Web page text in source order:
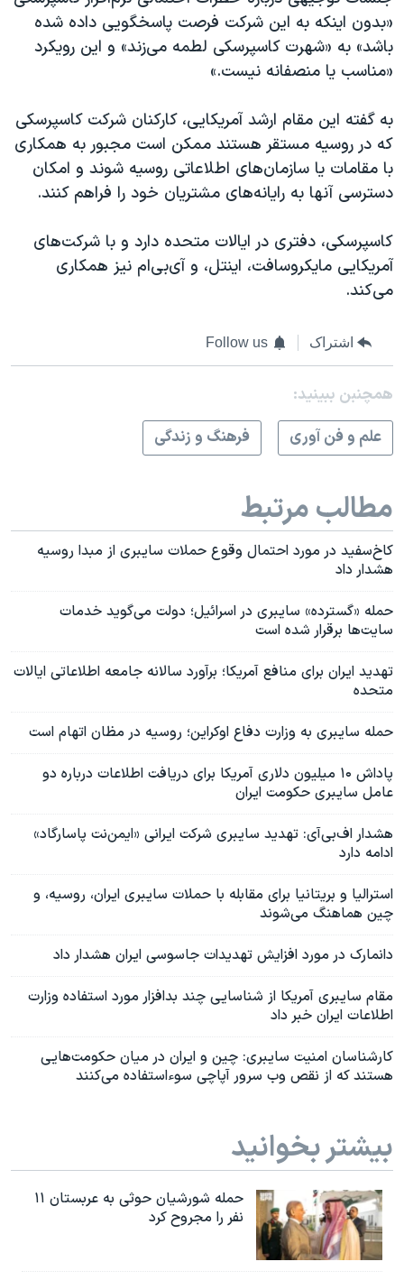
«بدون اینکه به این شرکت فرصت پاسخگویی داده شده
باشد» به «شهرت کاسپرسکی لطمه می‌زند» و این رویکرد
«مناسب یا منصفانه نیست.»
به گفته این مقام ارشد آمریکایی، کارکنان شرکت کاسپرسکی
که در روسیه مستقر هستند ممکن است مجبور به همکاری
با مقامات یا سازمان‌های اطلاعاتی روسیه شوند و امکان
دسترسی آنها به رایانه‌های مشتریان خود را فراهم کنند.
کاسپرسکی، دفتری در ایالات متحده دارد و با شرکت‌های
آمریکایی مایکروسافت، اینتل، و آی‌بی‌ام نیز همکاری
می‌کند.
اشتراک Follow us
همچنبن ببینید:
علم و فن آوری
فرهنگ و زندگی
مطالب مرتبط
کاخ‌سفید در مورد احتمال وقوع حملات سایبری از مبدا روسیه
هشدار داد
حمله «گسترده» سایبری در اسرائيل؛ دولت می‌گوید خدمات
سایت‌ها برقرار شده است
تهدید ایران برای منافع آمریکا؛ برآورد سالانه جامعه اطلاعاتی ایالات
متحده
حمله سایبری به وزارت دفاع اوکراین؛ روسیه در مظان اتهام است
پاداش ۱۰ میلیون دلاری آمریکا برای دریافت اطلاعات درباره دو
عامل سایبری حکومت ایران
هشدار اف‌بی‌آی: تهدید سایبری شرکت ایرانی «ایمن‌نت پاسارگاد»
ادامه دارد
استرالیا و بریتانیا برای مقابله با حملات سایبری ایران، روسیه، و
چین هماهنگ می‌شوند
دانمارک در مورد افزایش تهدیدات جاسوسی ایران هشدار داد
مقام سایبری آمریکا از شناسایی چند بدافزار مورد استفاده وزارت
اطلاعات ایران خبر داد
کارشناسان امنیت سایبری: چین و ایران در میان حکومت‌هایی
هستند که از نقص وب‌ سرور آپاچی سوءاستفاده می‌کنند
بیشتر بخوانید
حمله شورشیان حوثی به عربستان ۱۱
نفر را مجروح کرد